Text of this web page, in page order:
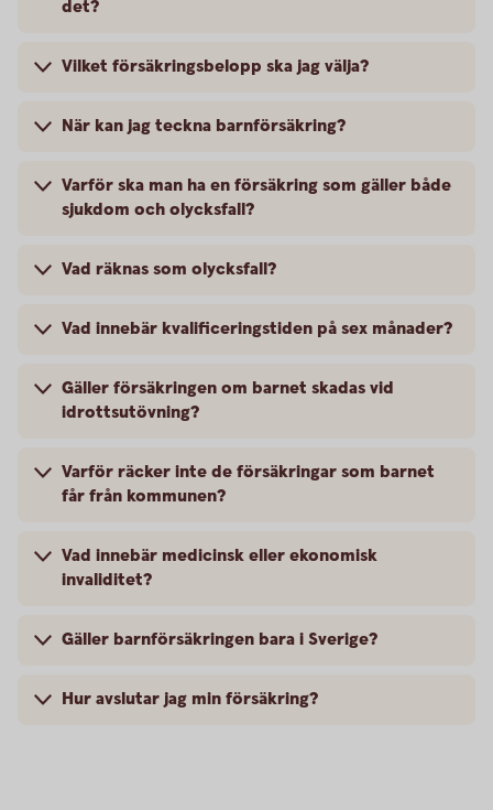
det?
Vilket försäkringsbelopp ska jag välja?
När kan jag teckna barnförsäkring?
Varför ska man ha en försäkring som gäller både
sjukdom och olycksfall?
Vad räknas som olycksfall?
Vad innebär kvalificeringstiden på sex månader?
Gäller försäkringen om barnet skadas vid
idrottsutövning?
Varför räcker inte de försäkringar som barnet
får från kommunen?
Vad innebär medicinsk eller ekonomisk
invaliditet?
Gäller barnförsäkringen bara i Sverige?
Hur avslutar jag min försäkring?